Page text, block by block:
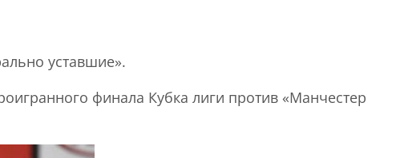
уставшие».
финала Кубка лиги против «Манчестер